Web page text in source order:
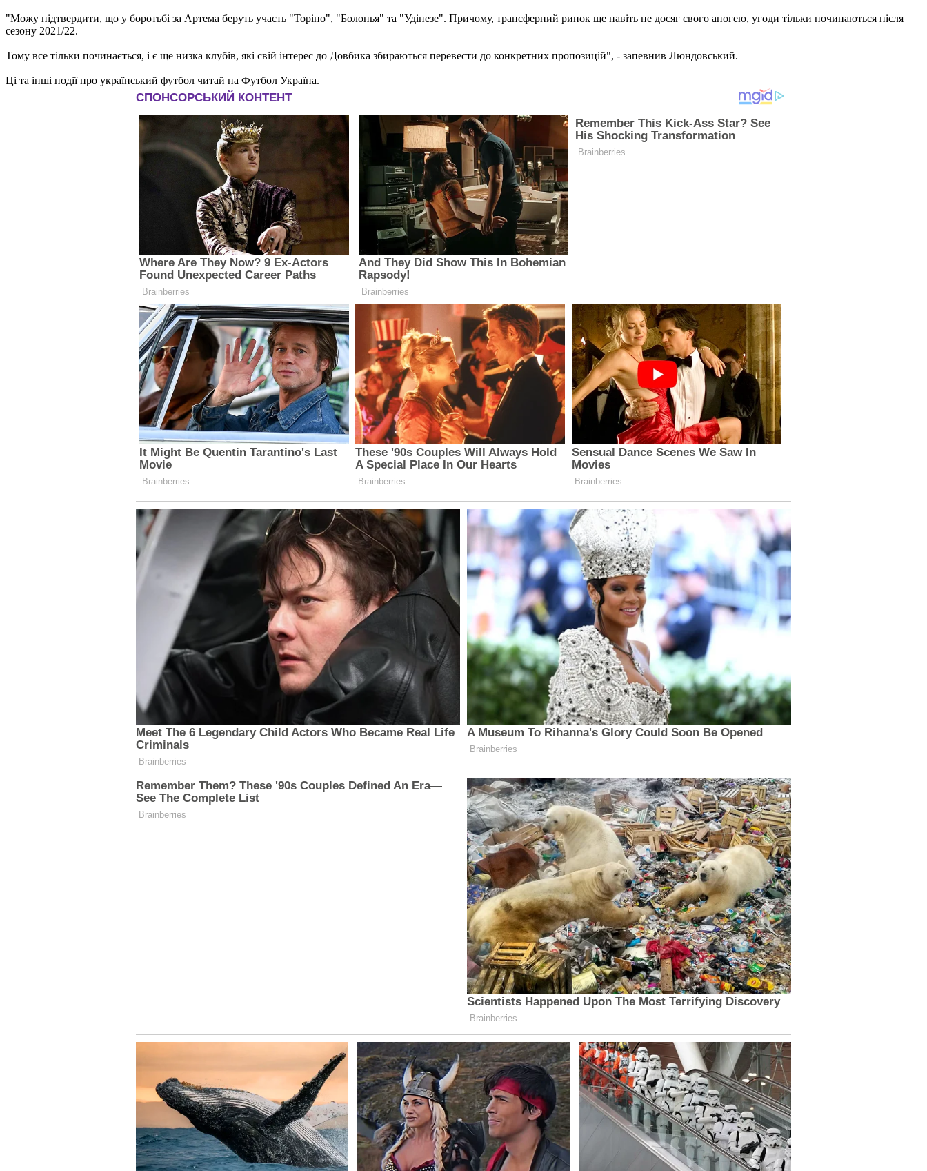
"Можу підтвердити, що у боротьбі за Артема беруть участь "Торіно", "Болонья" та "Удінезе". Причому, трансферний ринок ще навіть не досяг свого апогею, угоди тільки починаються після
сезону 2021/22.
Тому все тільки починається, і є ще низка клубів, які свій інтерес до Довбика збираються перевести до конкретних пропозицій", - запевнив Люндовський.
Ці та інші події про український футбол читай на Футбол Україна.